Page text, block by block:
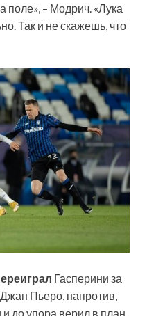
поле», – Модрич. «Лука
Так и не скажешь, что
Гасперини за
Джан Пьеро, напротив,
и до упора верил в план,